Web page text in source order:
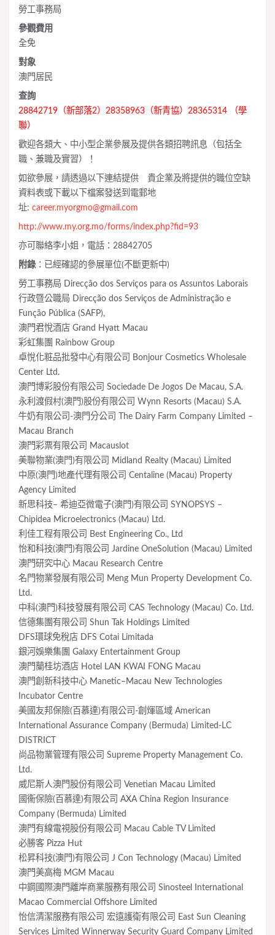
勞工事務局
參觀費用
全免
對象
澳門居民
查詢
28842719 （新部落2）28358963（新青協） 28365314 （學
聯）
歡迎各類大、中小型企業參展及提供各類招聘訊息（包括全
職、兼職及實習）！
如欲參展，請透過以下連結提供 貴企業及將提供的職位空缺
資料表或下載以下檔案發送到電郵地
址: career.myorgmo@gmail.com
http://www.my.org.mo/forms/index.php?fid=93
亦可聯絡李小姐，電話：28842705
附錄：已經確認的參展單位(不斷更新中)
勞工事務局 Direcção dos Serviços para os Assuntos Laborais
行政暨公職局 Direcção dos Serviços de Administração e
Função Pública (SAFP),
澳門君悅酒店 Grand Hyatt Macau
彩虹集團 Rainbow Group
卓悅化粧品批發中心有限公司 Bonjour Cosmetics Wholesale
Center Ltd.
澳門博彩股份有限公司 Sociedade De Jogos De Macau, S.A.
永利渡假村(澳門)股份有限公司 Wynn Resorts (Macau) S.A.
牛奶有限公司-澳門分公司 The Dairy Farm Company Limited –
Macau Branch
澳門彩票有限公司 Macauslot
美聯物業(澳門)有限公司 Midland Realty (Macau) Limited
中原(澳門)地產代理有限公司 Centaline (Macau) Property
Agency Limited
新思科技– 希迪亞微電子(澳門)有限公司 SYNOPSYS –
Chipidea Microelectronics (Macau) Ltd.
利佳工程有限公司 Best Engineering Co., Ltd
怡和科技(澳門)有限公司 Jardine OneSolution (Macau) Limited
澳門研究中心 Macau Research Centre
名門物業發展有限公司 Meng Mun Property Development Co.
Ltd.
中科(澳門)科技發展有限公司 CAS Technology (Macau) Co. Ltd.
信德集團有限公司 Shun Tak Holdings Limited
DFS環球免稅店 DFS Cotai Limitada
銀河娛樂集團 Galaxy Entertainment Group
澳門蘭桂坊酒店 Hotel LAN KWAI FONG Macau
澳門創新科技中心 Manetic–Macau New Technologies
Incubator Centre
美國友邦保險(百慕達)有限公司-創煇區域 American
International Assurance Company (Bermuda) Limited-LC
DISTRICT
尚品物業管理有限公司 Supreme Property Management Co.
Ltd.
威尼斯人澳門股份有限公司 Venetian Macau Limited
國衞保險(百慕達)有限公司 AXA China Region Insurance
Company (Bermuda) Limited
澳門有線電視股份有限公司 Macau Cable TV Limited
必勝客 Pizza Hut
松昇科技(澳門)有限公司 J Con Technology (Macau) Limited
澳門美高梅 MGM Macau
中鋼國際澳門離岸商業服務有限公司 Sinosteel International
Macao Commercial Offshore Limited
怡信清潔服務有限公司 宏遠護衛有限公司 East Sun Cleaning
Services Limited Winnerway Security Guard Company Limited